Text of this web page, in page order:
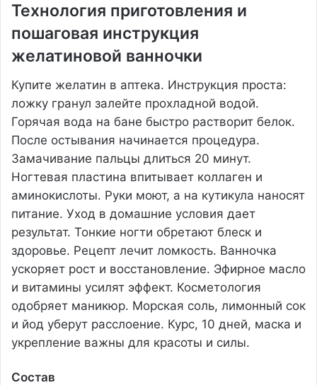
Технология приготовления и
пошаговая инструкция
желатиновой ванночки
Купите желатин в аптека. Инструкция проста:
ложку гранул залейте прохладной водой.
Горячая вода на бане быстро растворит белок.
После остывания начинается процедура.
Замачивание пальцы длиться 20 минут.
Ногтевая пластина впитывает коллаген и
аминокислоты. Руки моют, а на кутикула наносят
питание. Уход в домашние условия дает
результат. Тонкие ногти обретают блеск и
здоровье. Рецепт лечит ломкость. Ванночка
ускоряет рост и восстановление. Эфирное масло
и витамины усилят эффект. Косметология
одобряет маникюр. Морская соль, лимонный сок
и йод уберут расслоение. Курс, 10 дней, маска и
укрепление важны для красоты и силы.
Состав